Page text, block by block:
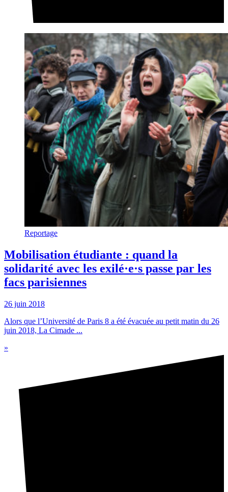
Reportage
Mobilisation étudiante : quand la
solidarité avec les exilé·e·s passe par les
facs parisiennes
26 juin 2018
Alors que l’Université de Paris 8 a été évacuée au petit matin du 26
juin 2018, La Cimade ...
»